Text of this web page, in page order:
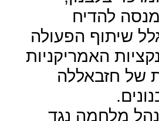
להדיח
שיתוף הפעולה
האמריקניות
של חזבאללה
מלחמה נגד